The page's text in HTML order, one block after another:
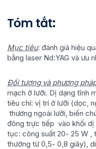
Tóm tắt:
Mục tiêu: đánh giá hiệu
bằng laser Nd:YAG và ưu
Đối tượng và phương
mạch ở lưỡi. Dị dạng tĩnh
tiêu chí: vị trí ở lưỡi (dọc,
thương ngoài lưỡi, biến
đông trực tiếp vào khối dị
tục: công suất 20- 25 W ,
thường từ 0,5- 0,8 giây),